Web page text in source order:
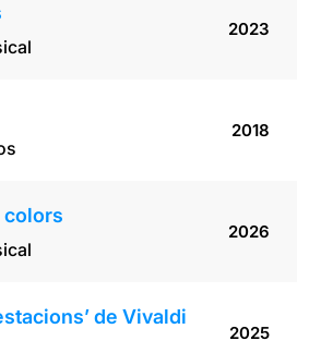
2023
2018
colors
2026
de Vivaldi
2025